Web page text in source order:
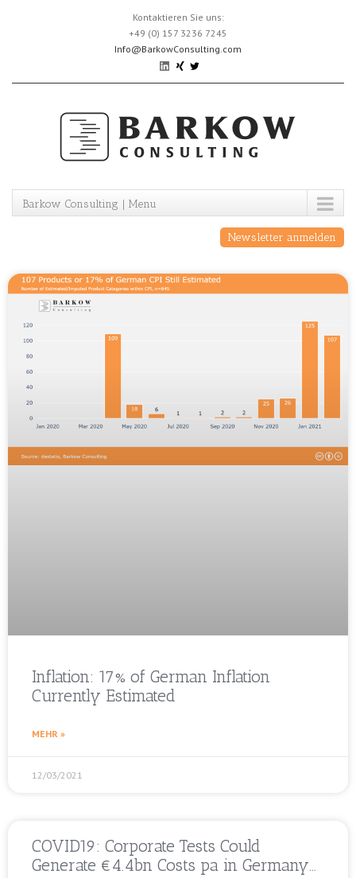
Kontaktieren Sie uns:
+49 (0) 157 3236 7245
Info@BarkowConsulting.com
Barkow Consulting | Menu
Newsletter anmelden
Inflation: 17% of German Inflation
Currently Estimated
MEHR »
12/03/2021
COVID19: Corporate Tests Could
Generate €4.4bn Costs pa in Germany…